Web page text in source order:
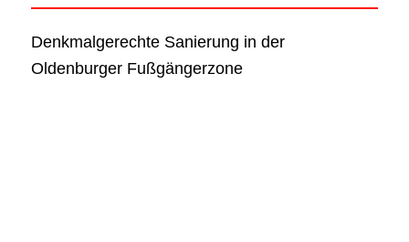
Denkmalgerechte Sanierung in der
Oldenburger Fußgängerzone